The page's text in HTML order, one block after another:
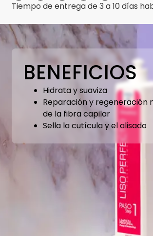
Tiempo de entrega de 3 a 10 días
BENEFICIOS
Hidrata y suaviza
Reparación y regeneración
de la fibra capilar
Sella la cutícula y el alisado